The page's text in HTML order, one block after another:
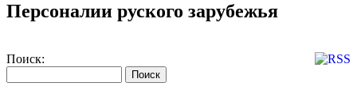
Персоналии руского зарубежья
Поиск: